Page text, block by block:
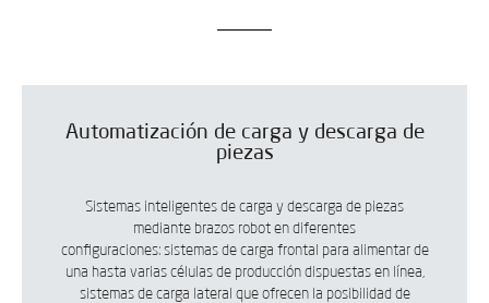
Automatización de carga y descarga de
piezas
Sistemas inteligentes de carga y descarga de piezas
mediante brazos robot en diferentes
configuraciones: sistemas de carga frontal para alimentar de
una hasta varias células de producción dispuestas en línea,
sistemas de carga lateral que ofrecen la posibilidad de